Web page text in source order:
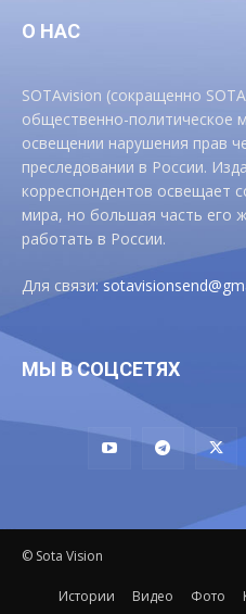
О НАС
SOTAvision (сокращенно
общественно-политическое
освещении нарушения прав
преследовании в России.
корреспондентов освещает
мира, но большая часть его
работать в России.
Для связи:
МЫ В СОЦСЕТЯХ
© Sota Vision
Истории Видео Фото